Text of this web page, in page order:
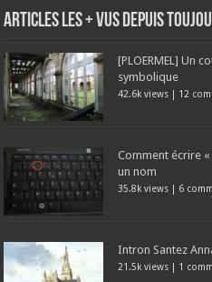
Articles les + vus depuis
[PLOERMEL] Un
symbolique
42.6k views | 12
Comment écrire
un nom
35.8k views | 6
Intron Santez
21.5k views | 1